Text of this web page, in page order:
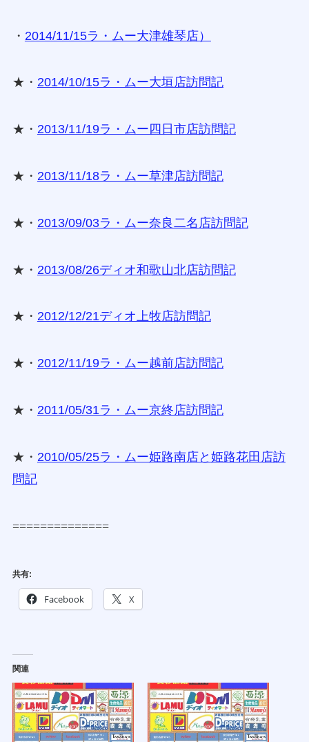
・ 2014/11/15ラ・ムー大津雄琴店）
★・ 2014/10/15ラ・ムー大垣店訪問記
★・ 2013/11/19ラ・ムー四日市店訪問記
★・ 2013/11/18ラ・ムー草津店訪問記
★・ 2013/09/03ラ・ムー奈良二名店訪問記
★・ 2013/08/26ディオ和歌山北店訪問記
★・ 2012/12/21ディオ上牧店訪問記
★・ 2012/11/19ラ・ムー越前店訪問記
★・ 2011/05/31ラ・ムー京終店訪問記
★・ 2010/05/25ラ・ムー姫路南店と姫路花田店訪
問記
==============
共有:
Facebook X
関連